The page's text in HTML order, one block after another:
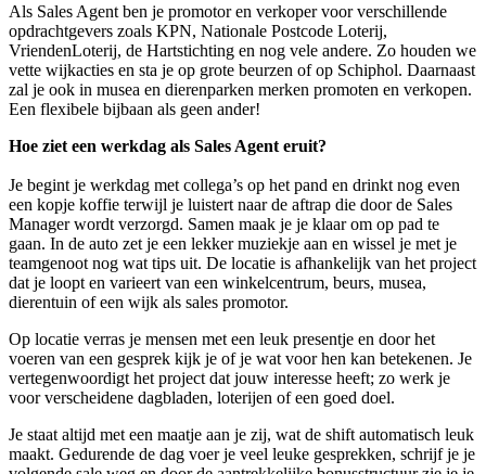
Als Sales Agent ben je promotor en verkoper voor verschillende
opdrachtgevers zoals KPN, Nationale Postcode Loterij,
VriendenLoterij, de Hartstichting en nog vele andere. Zo houden we
vette wijkacties en sta je op grote beurzen of op Schiphol. Daarnaast
zal je ook in musea en dierenparken merken promoten en verkopen.
Een flexibele bijbaan als geen ander!
Hoe ziet een werkdag als Sales Agent eruit?
Je begint je werkdag met collega’s op het pand en drinkt nog even
een kopje koffie terwijl je luistert naar de aftrap die door de Sales
Manager wordt verzorgd. Samen maak je je klaar om op pad te
gaan. In de auto zet je een lekker muziekje aan en wissel je met je
teamgenoot nog wat tips uit. De locatie is afhankelijk van het project
dat je loopt en varieert van een winkelcentrum, beurs, musea,
dierentuin of een wijk als sales promotor.
Op locatie verras je mensen met een leuk presentje en door het
voeren van een gesprek kijk je of je wat voor hen kan betekenen. Je
vertegenwoordigt het project dat jouw interesse heeft; zo werk je
voor verscheidene dagbladen, loterijen of een goed doel.
Je staat altijd met een maatje aan je zij, wat de shift automatisch leuk
maakt. Gedurende de dag voer je veel leuke gesprekken, schrijf je je